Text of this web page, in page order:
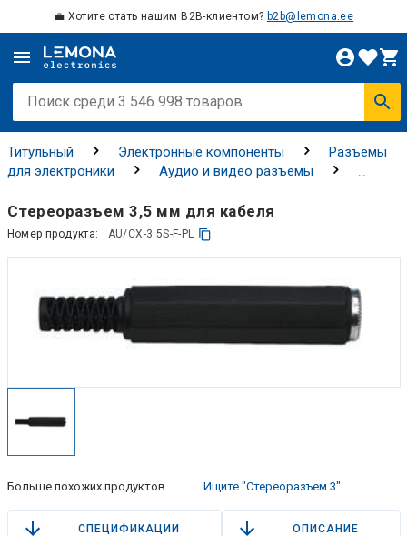
💼 Хотите стать нашим B2B-клиентом? b2b@lemona.ee
Титульный Электронные компоненты
Разъемы
для электроники
Аудио и видео разъемы
Стереоразъем 3,5 мм для кабеля
Номер продукта: AU/CX-3.5S-F-PL
Больше похожих продуктов Ищите "Стереоразъем 3"
СПЕЦИФИКАЦИИ ОПИСАНИЕ